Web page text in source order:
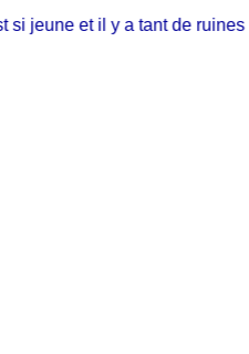
jeune et il y a tant de ruines !